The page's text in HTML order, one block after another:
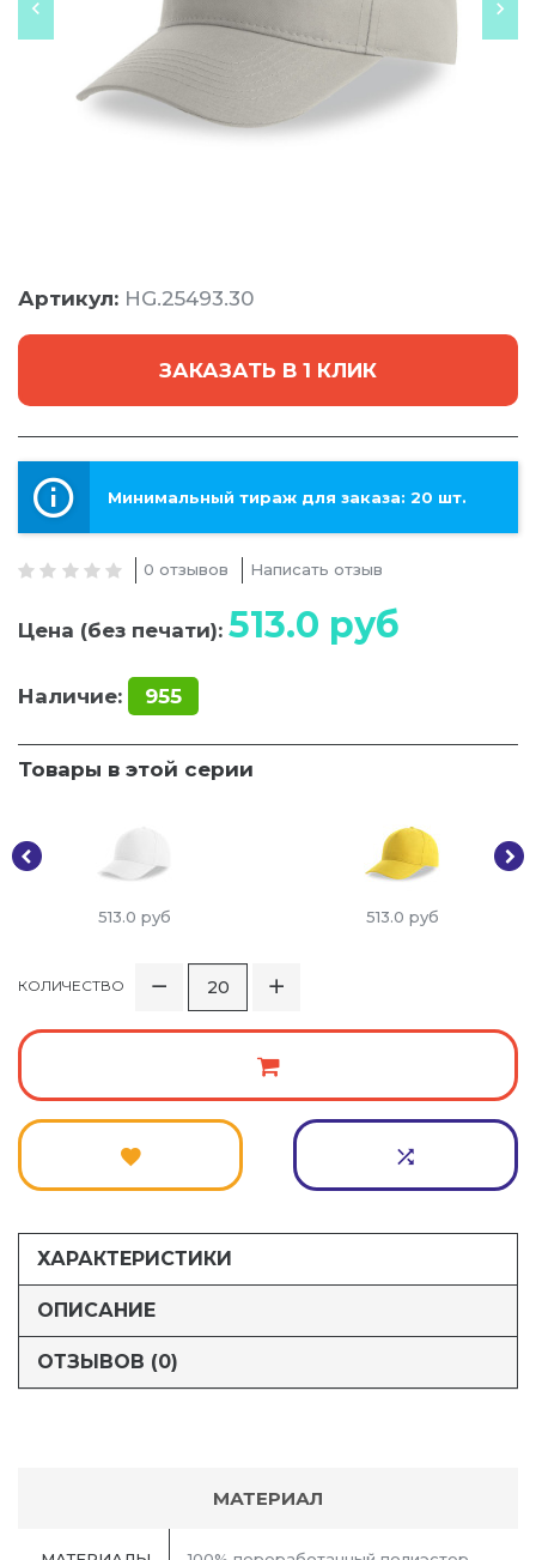
Артикул: HG.25493.30
ЗАКАЗАТЬ В 1 КЛИК
Минимальный тираж для заказа: 20 шт.
0 отзывов Написать отзыв
Цена (без печати): 513.0 руб
Наличие: 955
Товары в этой серии
513.0 руб 513.0 руб
КОЛИЧЕСТВО
ХАРАКТЕРИСТИКИ
ОПИСАНИЕ
ОТЗЫВОВ (0)
МАТЕРИАЛ